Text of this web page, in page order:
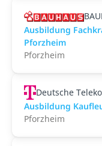
Ausbildung
Pforzheim
Pforzheim
Deutsche
Ausbildung
Pforzheim